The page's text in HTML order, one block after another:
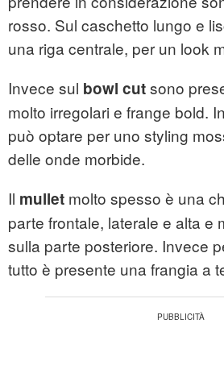
rosso. Sul caschetto lungo e
una riga centrale, per un look
Invece sul bowl cutsono
molto irregolari e frange bold.
può optare per uno styling
delle onde morbide.
Il mullet molto spesso è una
parte frontale, laterale e alta e
sulla parte posteriore. Invece
tutto è presente una frangia a